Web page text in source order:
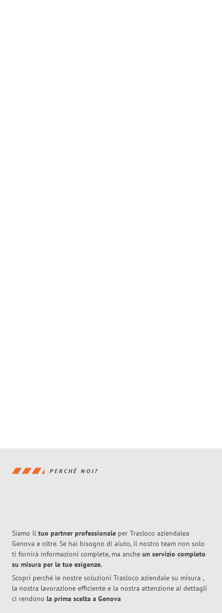
PERCHÉ NOI?
Siamo il tuo partner professionale per Trasloco aziendalea
Genova e oltre. Se hai bisogno di aiuto, il nostro team non solo
ti fornirà informazioni complete, ma anche un servizio completo
su misura per le tue esigenze.
Scopri perché le nostre soluzioni Trasloco aziendale su misura ,
la nostra lavorazione efficiente e la nostra attenzione ai dettagli
ci rendono la prima scelta a Genova